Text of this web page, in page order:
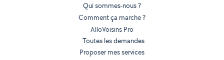
Qui sommes-nous ?
Comment ça marche ?
AlloVoisins Pro
Toutes les demandes
Proposer mes services